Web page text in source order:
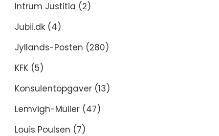
Intrum Justitia (2)
Jubii.dk (4)
Jyllands-Posten (280)
KFK (5)
Konsulentopgaver (13)
Lemvigh-Müller (47)
Louis Poulsen (7)